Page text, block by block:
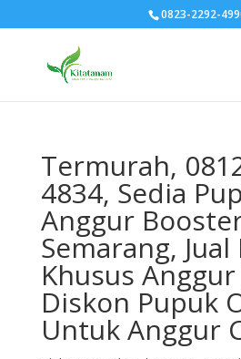
0823-2292-
Termurah,
4834, Sedia
Anggur
Semarang,
Khusus
Diskon Pupuk
Untuk Anggur